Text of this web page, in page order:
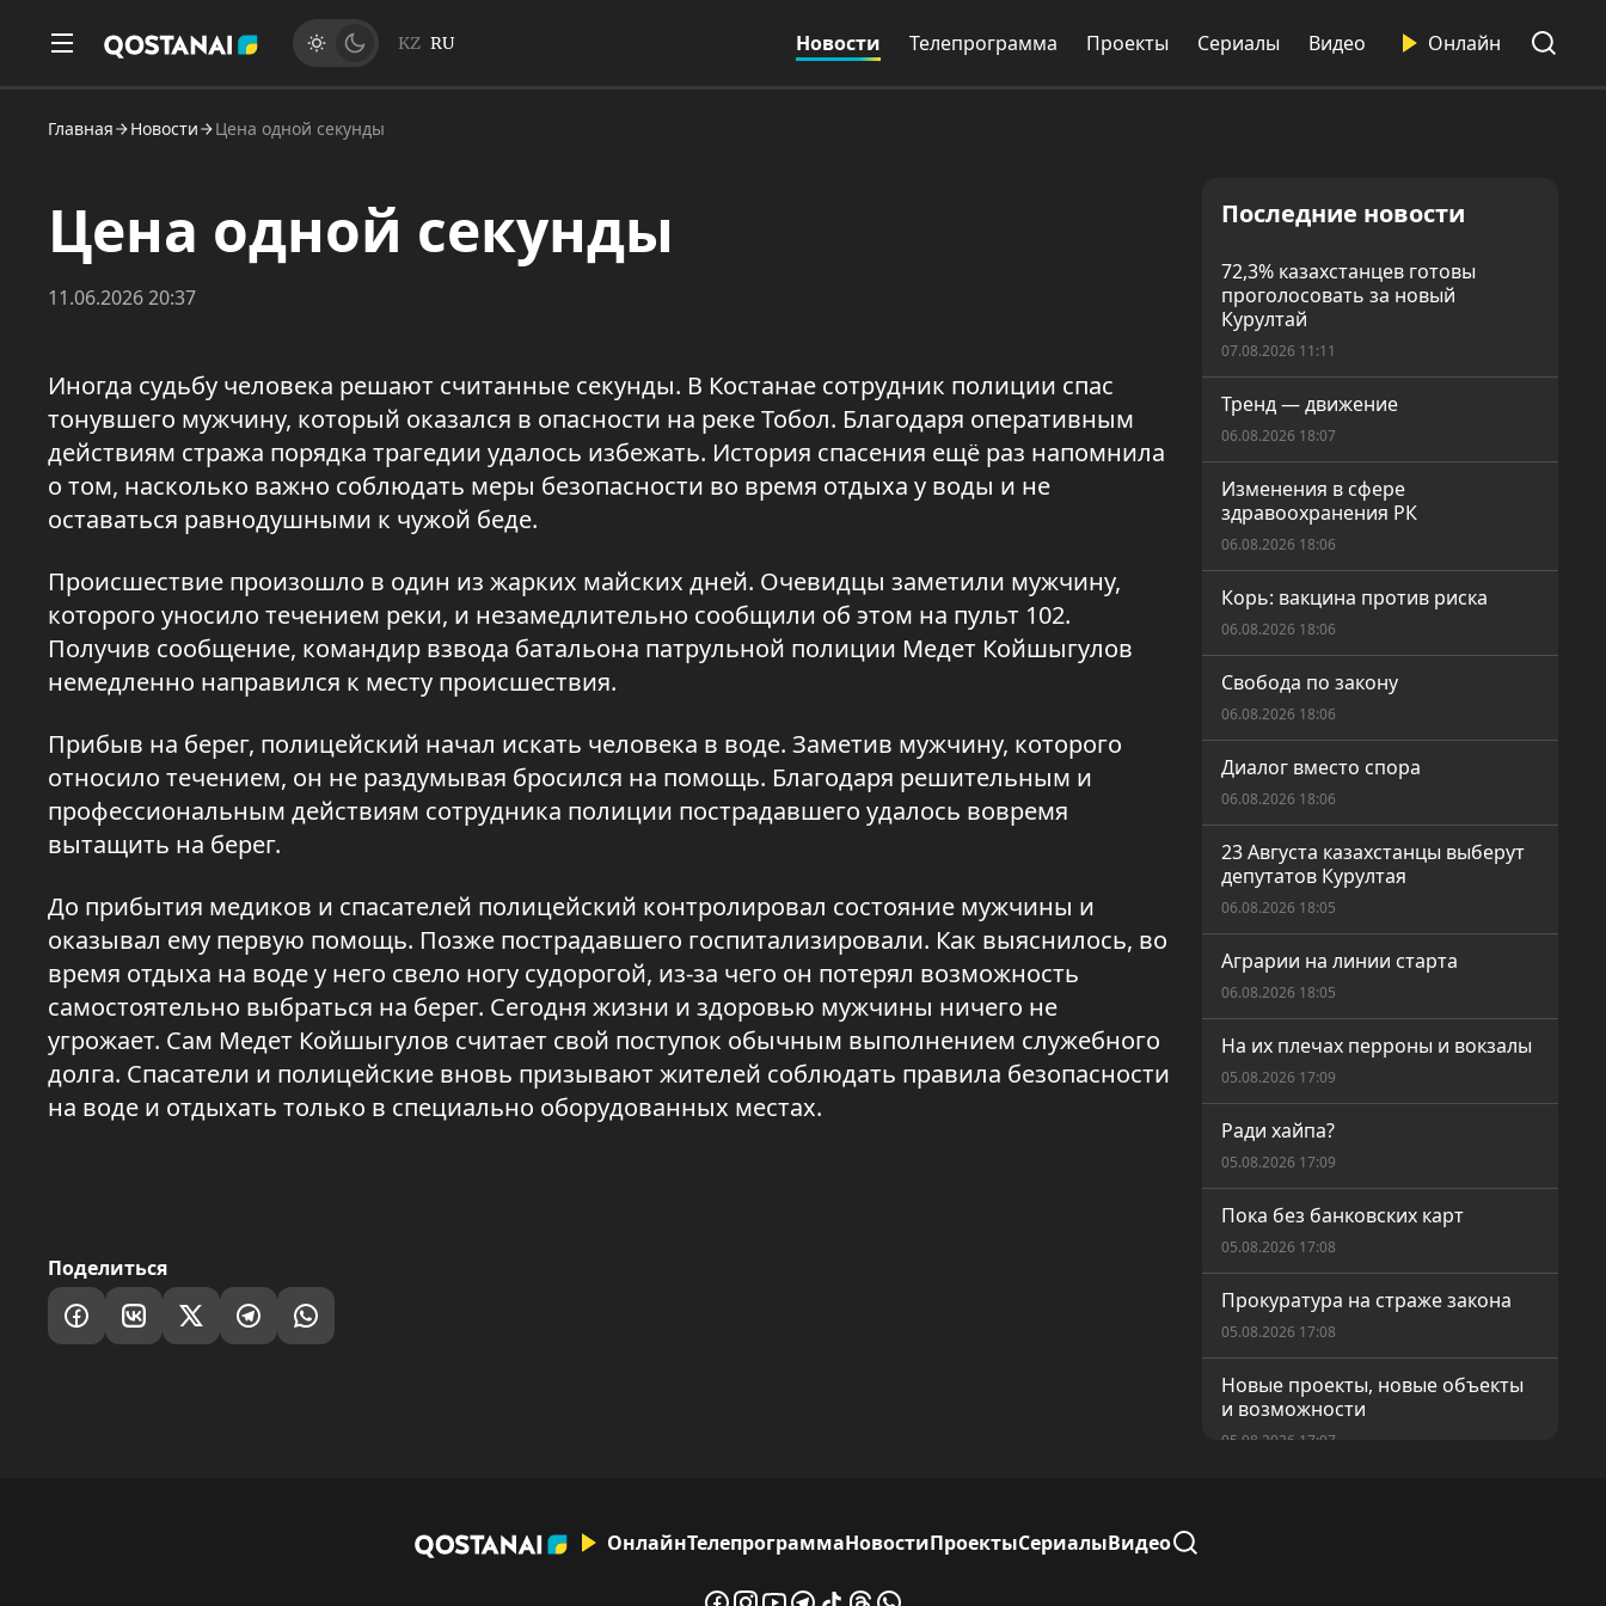
KZ RU Новости Телепрограмма Проекты Сериалы Видео Онлайн
Главная Новости Цена одной секунды
Цена одной секунды
11.06.2026 20:37
Иногда судьбу человека решают считанные секунды. В Костанае сотрудник полиции спас
тонувшего мужчину, который оказался в опасности на реке Тобол. Благодаря оперативным
действиям стража порядка трагедии удалось избежать. История спасения ещё раз напомнила
о том, насколько важно соблюдать меры безопасности во время отдыха у воды и не
оставаться равнодушными к чужой беде.
Происшествие произошло в один из жарких майских дней. Очевидцы заметили мужчину,
которого уносило течением реки, и незамедлительно сообщили об этом на пульт 102.
Получив сообщение, командир взвода батальона патрульной полиции Медет Койшыгулов
немедленно направился к месту происшествия.
Прибыв на берег, полицейский начал искать человека в воде. Заметив мужчину, которого
относило течением, он не раздумывая бросился на помощь. Благодаря решительным и
профессиональным действиям сотрудника полиции пострадавшего удалось вовремя
вытащить на берег.
До прибытия медиков и спасателей полицейский контролировал состояние мужчины и
оказывал ему первую помощь. Позже пострадавшего госпитализировали. Как выяснилось, во
время отдыха на воде у него свело ногу судорогой, из-за чего он потерял возможность
самостоятельно выбраться на берег. Сегодня жизни и здоровью мужчины ничего не
угрожает. Сам Медет Койшыгулов считает свой поступок обычным выполнением служебного
долга. Спасатели и полицейские вновь призывают жителей соблюдать правила безопасности
на воде и отдыхать только в специально оборудованных местах.
Поделиться
Последние новости
72,3% казахстанцев готовы
проголосовать за новый
Курултай
07.08.2026 11:11
Тренд — движение
06.08.2026 18:07
Изменения в сфере
здравоохранения РК
06.08.2026 18:06
Корь: вакцина против риска
06.08.2026 18:06
Свобода по закону
06.08.2026 18:06
Диалог вместо спора
06.08.2026 18:06
23 Августа казахстанцы выберут
депутатов Курултая
06.08.2026 18:05
Аграрии на линии старта
06.08.2026 18:05
На их плечах перроны и вокзалы
05.08.2026 17:09
Ради хайпа?
05.08.2026 17:09
Пока без банковских карт
05.08.2026 17:08
Прокуратура на страже закона
05.08.2026 17:08
Новые проекты, новые объекты
и возможности
05.08.2026 17:07
ОнлайнТелепрограммаНовостиПроектыСериалыВидео